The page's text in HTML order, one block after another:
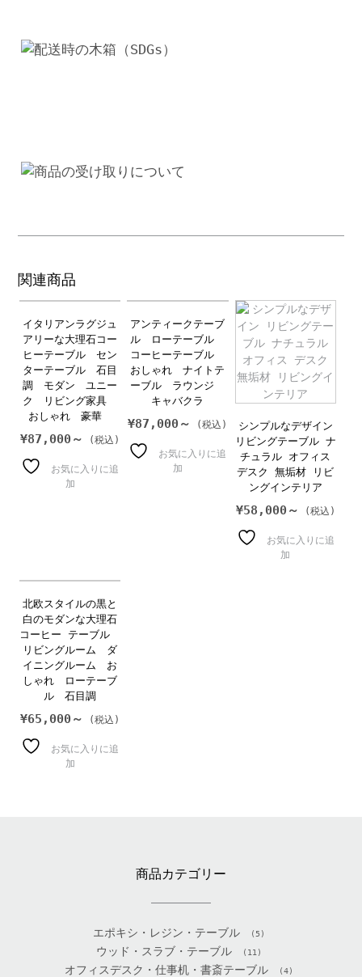
関連商品
イタリアンラグジュ
アリーな大理石コー
ヒーテーブル セン
ターテーブル 石目
調 モダン ユニー
ク リビング家具
おしゃれ 豪華
¥87,000～
お気に入りに追
加
アンティークテーブ
ル ローテーブル
コーヒーテーブル
おしゃれ ナイトテ
ーブル ラウンジ
キャバクラ
¥87,000～
お気に入りに追
加
シンプルなデザイン
リビングテーブル ナ
チュラル オフィス
デスク 無垢材 リビ
ングインテリア
¥58,000～
お気に入りに追
加
北欧スタイルの黒と
白のモダンな大理石
コーヒー テーブル
リビングルーム ダ
イニングルーム お
しゃれ ローテーブ
ル 石目調
¥65,000～
お気に入りに追
加
商品カテゴリー
エポキシ・レジン・テーブル (5)
ウッド・スラブ・テーブル (11)
オフィスデスク・仕事机・書斎テーブル (4)